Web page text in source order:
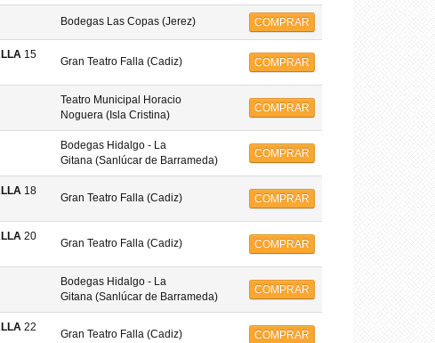
Bodegas Las Copas (Jerez) COMPRAR
15
Gran Teatro Falla (Cadiz) COMPRAR
Teatro Municipal Horacio
Noguera (Isla Cristina)
COMPRAR
Bodegas Hidalgo - La
Gitana (Sanlúcar de Barrameda)
COMPRAR
18
Gran Teatro Falla (Cadiz) COMPRAR
20
Gran Teatro Falla (Cadiz) COMPRAR
Bodegas Hidalgo - La
Gitana (Sanlúcar de Barrameda)
COMPRAR
22
Gran Teatro Falla (Cadiz) COMPRAR